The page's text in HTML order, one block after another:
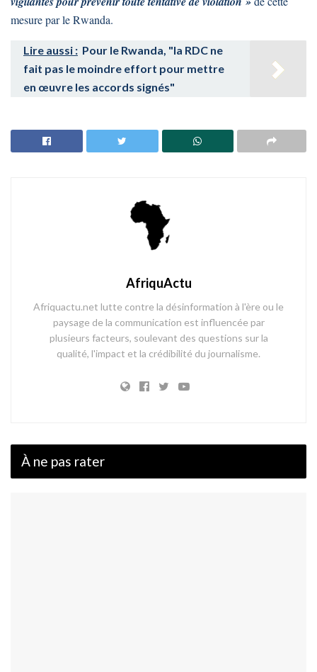
mesure par le Rwanda.
Lire aussi : Pour le Rwanda, "la RDC ne
fait pas le moindre effort pour mettre
en œuvre les accords signés"
AfriquActu
Afriquactu.net lutte contre la désinformation à l'ère ou le
paysage de la communication est influencée par
plusieurs facteurs, soulevant des questions sur la
qualité, l'impact et la crédibilité du journalisme.
À ne pas rater